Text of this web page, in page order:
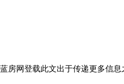
房网登载此文出于传递更多信